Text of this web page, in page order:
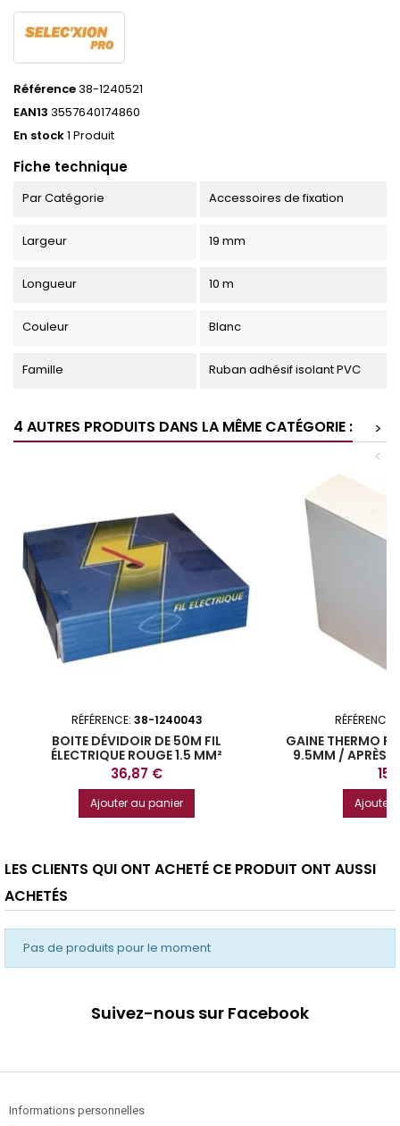
Référence38-1240521
EAN13 3557640174860
En stock1 Produit
Fiche technique
Par Catégorie Accessoires de fixation
Largeur 19 mm
Longueur 10 m
Couleur Blanc
Famille Ruban adhésif isolant PVC
4 AUTRES PRODUITS DANS LA MÊME CATÉGORIE :
>
<
RÉFÉRENCE: 38-1240043
BOITE DÉVIDOIR DE 50M FIL
ÉLECTRIQUE ROUGE 1.5 MM²
Prix
36,87 €
Ajouter au panier
RÉFÉRENCE:
GAINE THERMO
9.5MM / APRÈS
Prix
Ajouter
LES CLIENTS QUI ONT ACHETÉ CE PRODUIT ONT AUSSI
ACHETÉS
Pas de produits pour le moment
Suivez-nous sur Facebook
Informations personnelles